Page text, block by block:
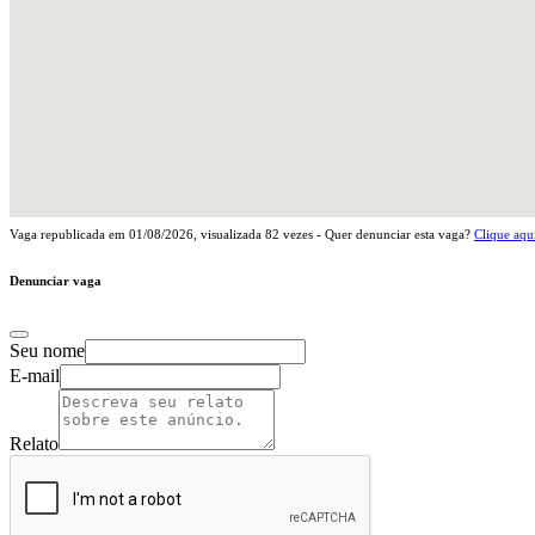
Vaga republicada em 01/08/2026 , visualizada 82 vezes - Quer denunciar esta vaga? Clique
Denunciar vaga
Seu nome
E-mail
Relato